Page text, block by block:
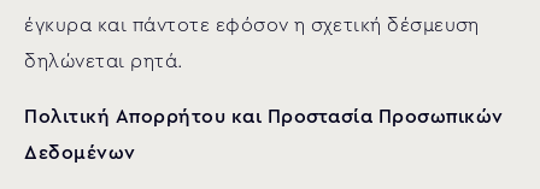
έγκυρα και πάντοτε εφόσον η σχετική δέσμευση
δηλώνεται ρητά.
Πολιτική Απορρήτου και Προστασία Προσωπικών
Δεδομένων